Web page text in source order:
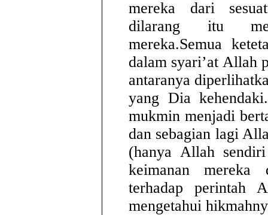
mereka dari
dilarang itu
mereka.Semua
dalam syari’at Allah
antaranya
yang Dia
mukmin menjadi
dan sebagian lagi
(hanya Allah
keimanan mereka
terhadap perintah
mengetahui